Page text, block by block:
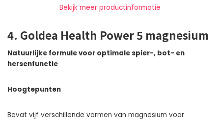
Bekijk meer productinformatie
4. Goldea Health Power 5 magnesium
Natuurlijke formule voor optimale spier-, bot- en
hersenfunctie
Hoogtepunten
Bevat vijf verschillende vormen van magnesium voor